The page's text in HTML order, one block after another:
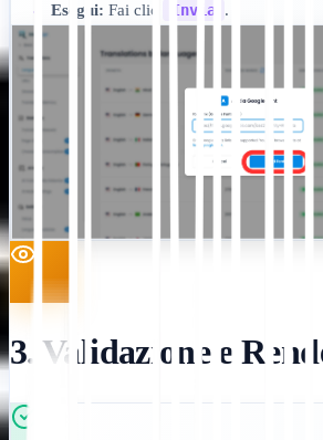
• Esegui: Fai clic Invia .
3. Validazione e